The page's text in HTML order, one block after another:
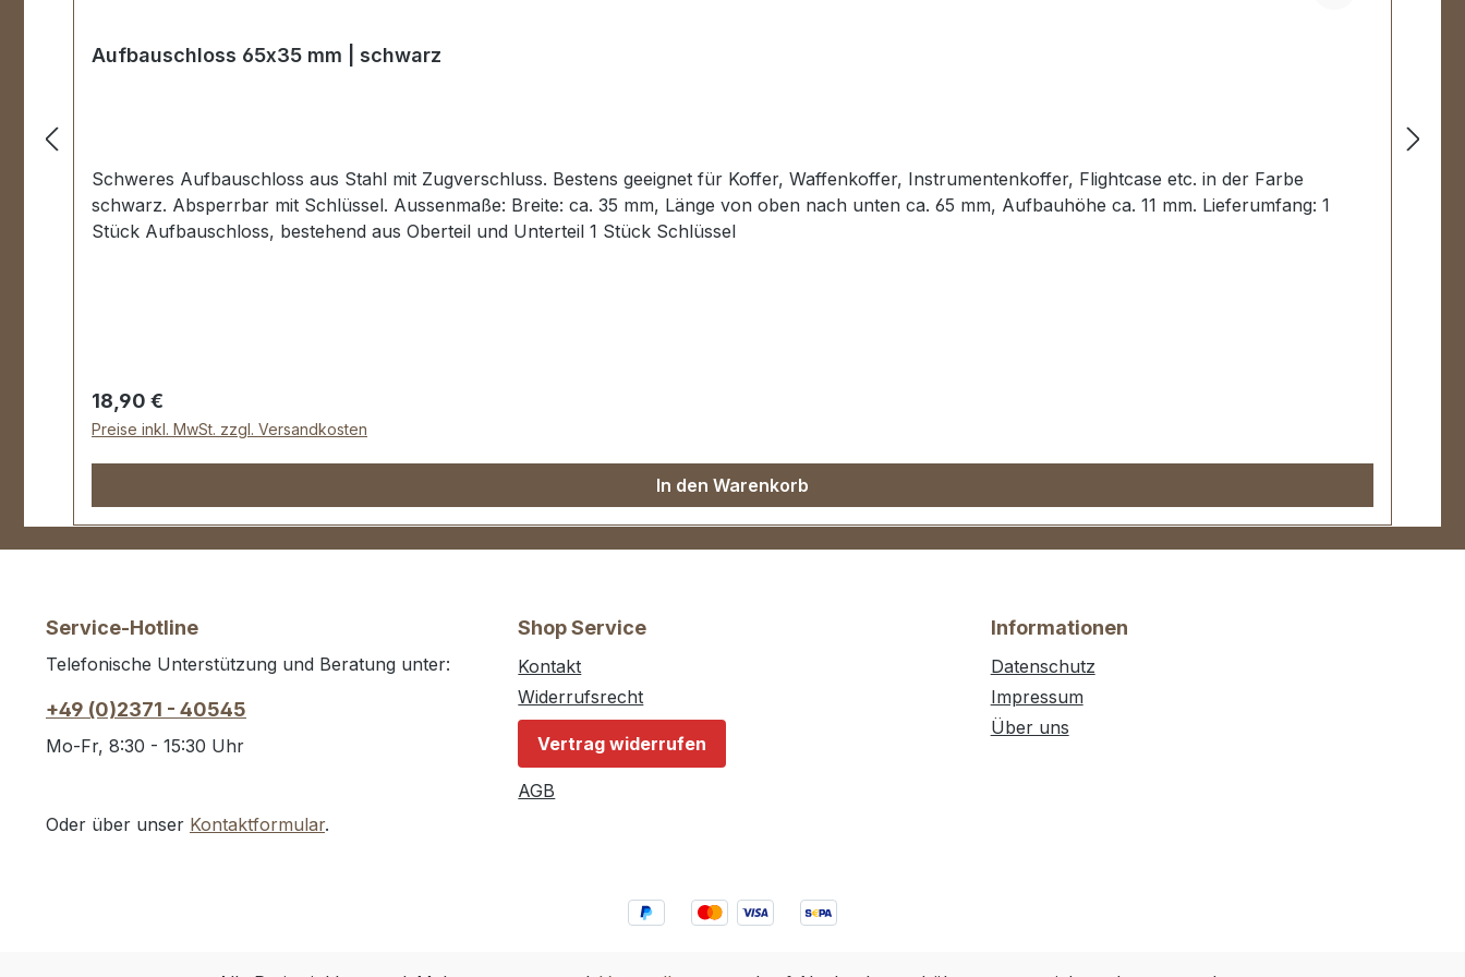
Aufbauschloss 65x35 mm | schwarz
Schweres Aufbauschloss aus Stahl mit Zugverschluss. Bestens geeignet für Koffer, Waffenkoffer, Instrumentenkoffer, Flightcase etc. in der Farbe
schwarz. Absperrbar mit Schlüssel. Aussenmaße: Breite: ca. 35 mm, Länge von oben nach unten ca. 65 mm, Aufbauhöhe ca. 11 mm. Lieferumfang: 1
Stück Aufbauschloss, bestehend aus Oberteil und Unterteil 1 Stück Schlüssel
Regulärer Preis:
18,90 €
Preise inkl. MwSt. zzgl. Versandkosten
In den Warenkorb
Service-Hotline
Telefonische Unterstützung und Beratung unter:
+49 (0)2371 - 40545
Mo-Fr, 8:30 - 15:30 Uhr
Oder über unser Kontaktformular.
Shop Service
Kontakt
Widerrufsrecht
Vertrag widerrufen
AGB
Informationen
Datenschutz
Impressum
Über uns